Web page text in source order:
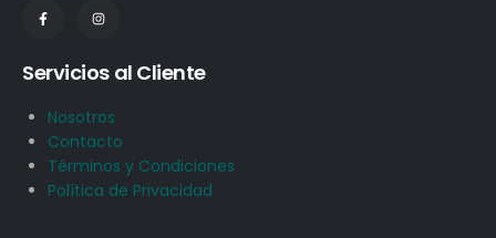
Servicios al Cliente
Nosotros
Contacto
Términos y Condiciones
Política de Privacidad